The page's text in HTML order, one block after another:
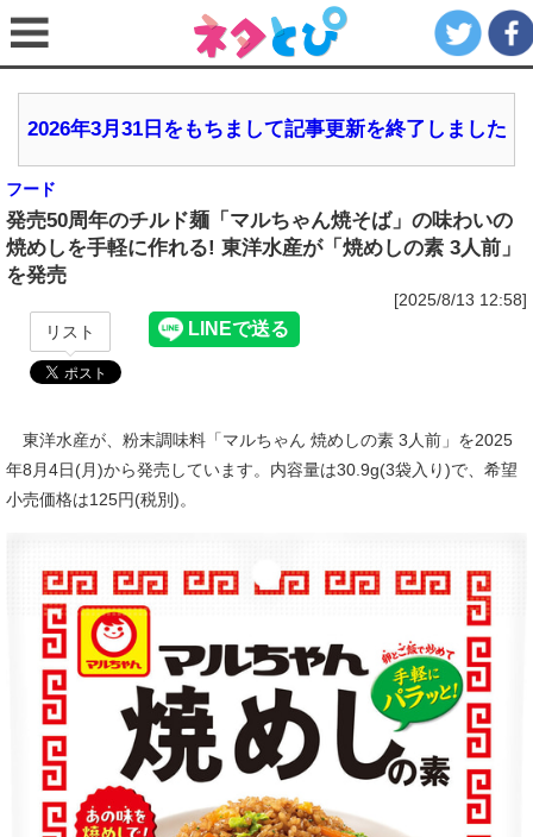
2026年3月31日をもちまして記事更新を終了しました
フード
発売50周年のチルド麺「マルちゃん焼そば」の味わいの
焼めしを手軽に作れる! 東洋水産が「焼めしの素 3人前」
を発売
[2025/8/13 12:58]
リスト
東洋水産が、粉末調味料「マルちゃん 焼めしの素 3人前」を2025
年8月4日(月)から発売しています。内容量は30.9g(3袋入り)で、希望
小売価格は125円(税別)。